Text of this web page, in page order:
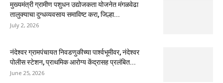
मुख्यमंत्री ग्रामीण पशुधन उद्योजकता योजनेत मंगळवेढा
तालुक्याचा दुग्धव्यवसाय समाविष्ट करा, जिल्हा...
July 2, 2026
नंदेश्वर ग्रामपंचायत निवडणुकीच्या पार्श्वभूमीवर, नंदेश्वर
पोलीस स्टेशन, प्राथमिक आरोग्य केंद्रासह प्रलंबित...
June 25, 2026